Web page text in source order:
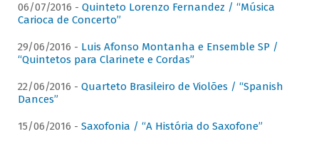
06/07/2016 - Quinteto Lorenzo Fernandez / “Música
Carioca de Concerto”
29/06/2016 - Luis Afonso Montanha e Ensemble SP /
“Quintetos para Clarinete e Cordas”
22/06/2016 - Quarteto Brasileiro de Violões / “Spanish
Dances”
15/06/2016 - Saxofonia / “A História do Saxofone”